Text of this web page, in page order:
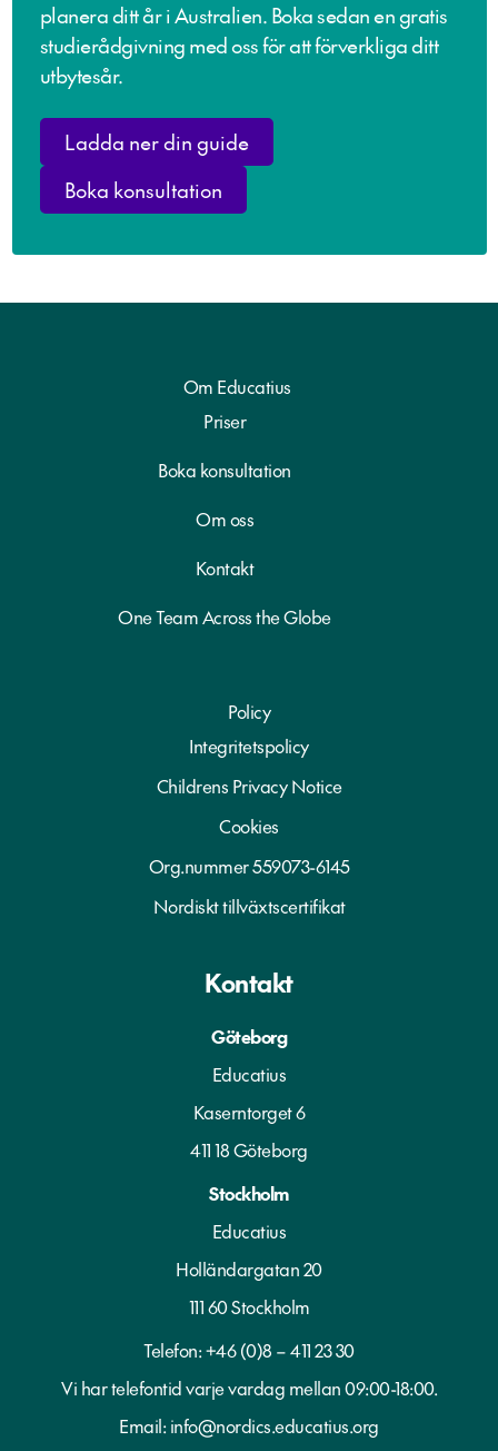
planera ditt år i Australien. Boka sedan en gratis
studierådgivning med oss för att förverkliga ditt
utbytesår.
Ladda ner din guide
Boka konsultation
Om Educatius
Priser
Boka konsultation
Om oss
Kontakt
One Team Across the Globe
Policy
Integritetspolicy
Childrens Privacy Notice
Cookies
Org.nummer 559073-6145
Nordiskt tillväxtscertifikat
Kontakt
Göteborg
Educatius
Kaserntorget 6
411 18 Göteborg
Stockholm
Educatius
Holländargatan 20
111 60 Stockholm
Telefon:+46 (0)8 – 411 23 30
Vi har telefontid varje vardag mellan 09:00-18:00.
Email:info@nordics.educatius.org